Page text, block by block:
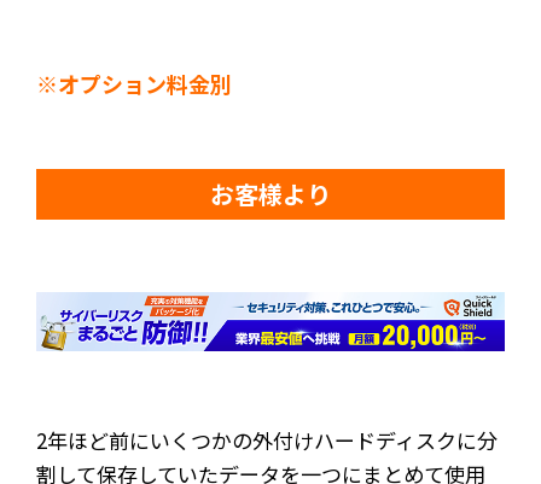
※オプション料金別
お客様より
2年ほど前にいくつかの外付けハードディスクに分
割して保存していたデータを一つにまとめて使用